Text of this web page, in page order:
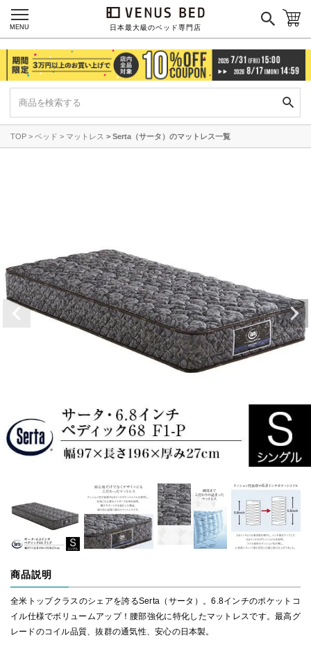
日本最大級のベッド専門店
MENU
TOP ベッド マットレス Serta（サータ）のマットレス一覧
商品説明
全米トップクラスのシェアを誇るSerta（サータ）。6.8インチのポケットコ
イル仕様でボリュームアップ！腰部強化に特化したマットレスです。最高グ
レードのコイル品質、抜群の通気性、安心の日本製。